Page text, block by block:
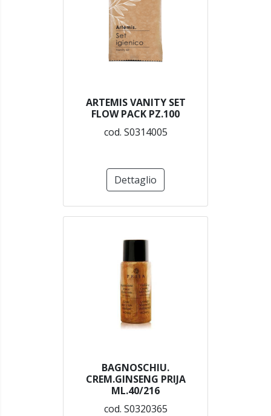
ARTEMIS VANITY SET
FLOW PACK PZ.100
cod. S0314005
Dettaglio
BAGNOSCHIU.
CREM.GINSENG PRIJA
ML.40/216
cod. S0320365